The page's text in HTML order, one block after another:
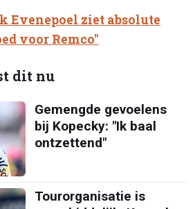
Evenepoel ziet absolute
voor Remco"
dit nu
Gemengde gevoelens
bij Kopecky: "Ik baal
ontzettend"
Tourorganisatie is